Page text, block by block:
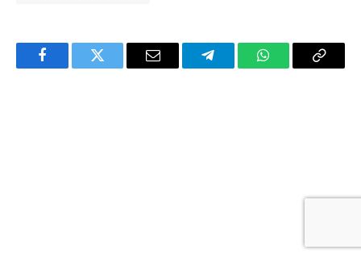
FacebookTwitter Email TelegramWhatsAppCopy